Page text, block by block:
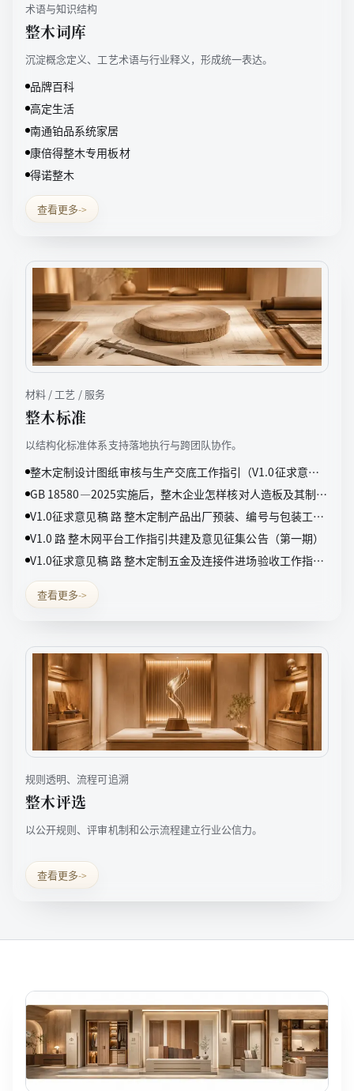
术语与知识结构
整木词库
沉淀概念定义、工艺术语与行业释义，形成统一表达。
品牌百科
高定生活
南通铂品系统家居
康倍得整木专用板材
得诺整木
查看更多->
材料 / 工艺 / 服务
整木标准
以结构化标准体系支持落地执行与跨团队协作。
整木定制设计图纸审核与生产交底工作指引（V1.0征求意见
稿）
GB 18580—2025实施后，整木企业怎样核对人造板及其制品
甲醛检测报告
V1.0征求意见稿 路 整木定制产品出厂预装、编号与包装工作
指引（V1.0征求意见稿）
V1.0 路 整木网平台工作指引共建及意见征集公告（第一期）
V1.0征求意见稿 路 整木定制五金及连接件进场验收工作指引
查看更多->
规则透明、流程可追溯
整木评选
以公开规则、评审机制和公示流程建立行业公信力。
查看更多->